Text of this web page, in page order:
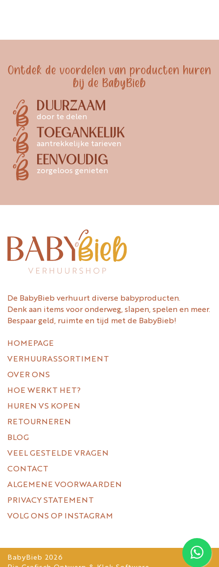
Ontdek de voordelen van producten huren
bij de BabyBieb
DUURZAAM
door te delen
TOEGANKELIJK
aantrekkelijke tarieven
EENVOUDIG
zorgeloos genieten
De BabyBieb verhuurt diverse babyproducten.
Denk aan items voor onderweg, slapen, spelen en meer.
Bespaar geld, ruimte en tijd met de BabyBieb!
HOMEPAGE
VERHUURASSORTIMENT
OVER ONS
HOE WERKT HET?
HUREN VS KOPEN
RETOURNEREN
BLOG
VEEL GESTELDE VRAGEN
CONTACT
ALGEMENE VOORWAARDEN
PRIVACY STATEMENT
VOLG ONS OP INSTAGRAM
BabyBieb 2026